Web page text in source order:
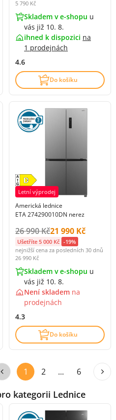
5 790 Kč
Skladem v e-shopu u
vás již 10. 8.
ihned k dispozici na
1 prodejnách
4.6
Do košíku
Letní výprodej
Americká lednice
ETA 274290010DN nerez
Původní cena s DPH:
26 990 KčCena s DPH:
21 990 Kč
Ušetříte 5 000 Kč -19%
nejnižší cena za posledních 30 dnů
26 990 Kč
Skladem v e-shopu u
vás již 10. 8.
Není skladem na
prodejnách
4.3
Do košíku
1 2 ... 6
kategorii Lednice